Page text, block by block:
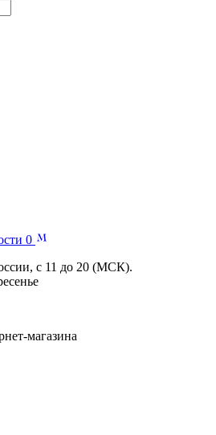
0
с 11 до 20 (МСК).
магазина